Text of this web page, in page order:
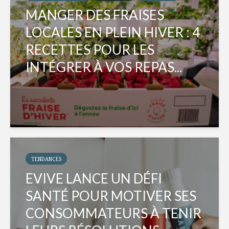
MANGER DES FRAISES
LOCALES EN PLEIN HIVER : 4
RECETTES POUR LES
INTÉGRER À VOS REPAS...
TENDANCES
EVIVE LANCE UN DÉFI
SANTÉ POUR MOTIVER SES
CONSOMMATEURS À TENIR